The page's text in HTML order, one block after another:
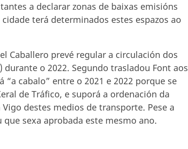
a declarar zonas de baixas emisións
terá determinados estes espazos ao
Caballero prevé regular a circulación dos
o 2022. Segundo trasladou Font aos
cabalo” entre o 2021 e 2022 porque se
de Tráfico, e suporá a ordenación da
destes medios de transporte. Pese a
sexa aprobada este mesmo ano.